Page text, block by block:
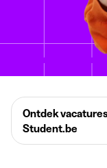
Ontdek
Student.be